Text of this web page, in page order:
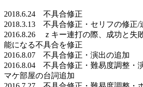
2018.6.24 不具合修正
2018.3.13 不具合修正・セリフの修正/
2016.8.26 ｚキー連打の際、成功と失
能になる不具合を修正
2016.8.07 不具合修正・演出の追加
2016.8.04 不具合修正・難易度調整・
マケ部屋の台詞追加